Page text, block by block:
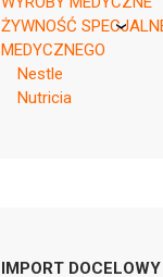
KikGel
ŻYWNOŚĆ
MEDYCZNEGO
Nestle
Nutricia
IMPORT DOCELOWY